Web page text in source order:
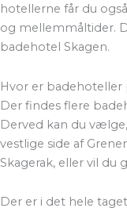
hotellerne får du
og mellemmåltider.
badehotel Skagen.
Hvor er badehoteller
Der findes flere
Derved kan du
vestlige side af
Skagerak, eller vil du
Der er i det hele